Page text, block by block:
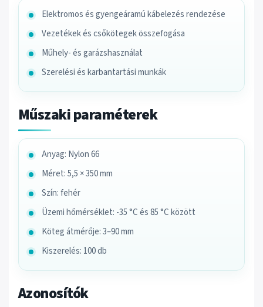
Elektromos és gyengeáramú kábelezés rendezése
Vezetékek és csőkötegek összefogása
Műhely- és garázshasználat
Szerelési és karbantartási munkák
Műszaki paraméterek
Anyag: Nylon 66
Méret: 5,5 × 350 mm
Szín: fehér
Üzemi hőmérséklet: -35 °C és 85 °C között
Köteg átmérője: 3–90 mm
Kiszerelés: 100 db
Azonosítók